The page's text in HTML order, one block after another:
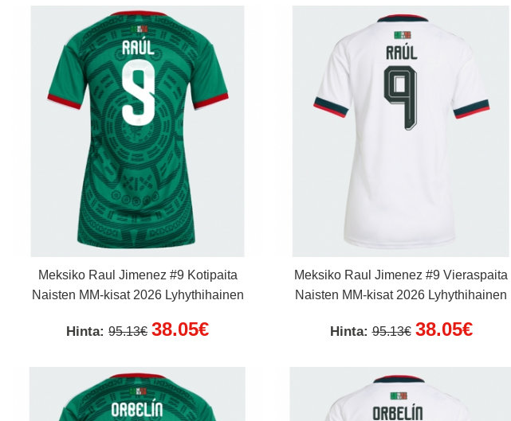
Meksiko Raul Jimenez #9 Kotipaita
Naisten MM-kisat 2026 Lyhythihainen
Hinta:95.13€ 38.05€
Meksiko Raul Jimenez #9 Vieraspaita
Naisten MM-kisat 2026 Lyhythihainen
Hinta:95.13€ 38.05€